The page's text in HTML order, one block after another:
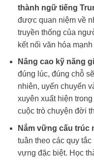
thành ngữ tiếng
được quan niệm về
truyền thống của
kết nối văn hóa mạnh
Nâng cao kỹ năng
đúng lúc, đúng chỗ
nhiên, uyển chuyển
xuyên xuất hiện
cuộc trò chuyện đời
Nắm vững cấu trúc
tuân theo các quy
vựng đặc biệt. Học